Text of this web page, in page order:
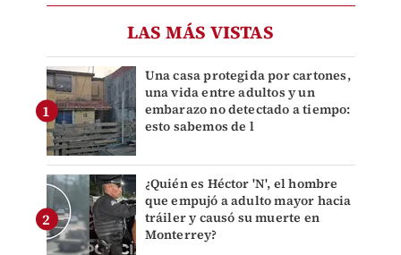
LAS MÁS VISTAS
Una casa protegida por cartones,
una vida entre adultos y un
embarazo no detectado a tiempo:
esto sabemos de l
¿Quién es Héctor 'N', el hombre
que empujó a adulto mayor hacia
tráiler y causó su muerte en
Monterrey?